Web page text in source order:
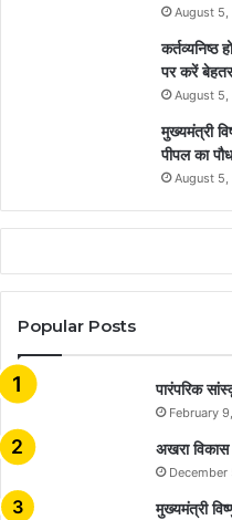
August
पर करें
August
मुख्यमंत्री
पीपल का
August
Popular Posts
​​​​​​​पारंपरिक
February
अखरा
मुख्यमंत्री